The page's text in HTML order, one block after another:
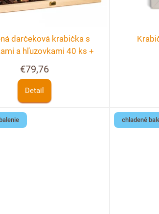
darčeková krabička s
a hľuzovkami 40 ks +
personalizácie
€79,76
Detail
chladené